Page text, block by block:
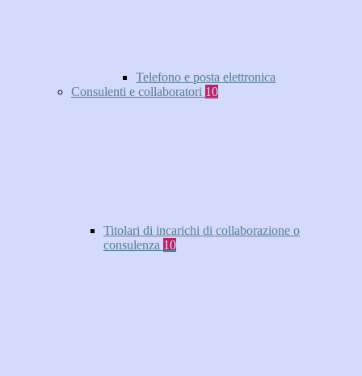
Telefono e posta elettronica
Consulenti e collaboratori 10
Titolari di incarichi di collaborazione o
consulenza 10